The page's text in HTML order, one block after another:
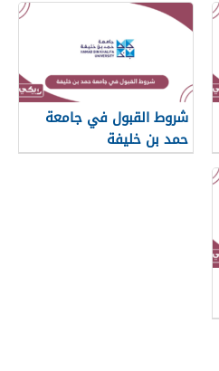
شروط القبول في جامعة
حمد بن خليفة